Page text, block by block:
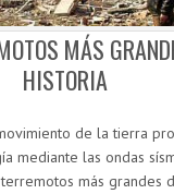
MÁS
HISTORIA
de la tierra
mediante las ondas
más grandes